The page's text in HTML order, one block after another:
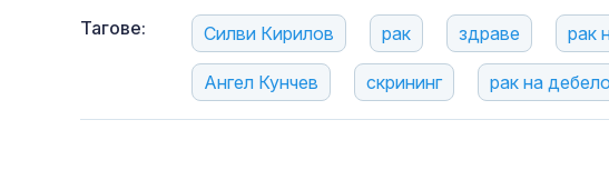
Тагове: Силви Кирилов рак здраве рак
Ангел Кунчев скрининг рак на